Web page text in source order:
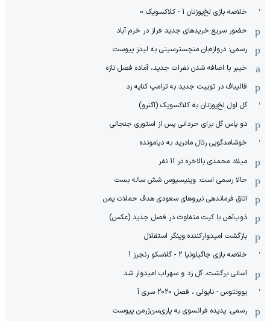
خلاصه بازی لخ‌پوزنان 1 - کلاکسویک 0
حضور سریع خریدهای جدید فراز در خرم آباد
رسمی: دروازه‌بان منچسترسیتی به لیدز پیوست
خیبر با اضافه شدن نفرات جدید، آماده فصل تازه
قالیباف در توییت جدید به ترامپ کنایه زد
گل اول لخ‌پوزنان به کلاکسویک (آگنرو)
دو پاس گل برای حردانی پس از استوری جنجالی
خوشامدگویی رئال مادرید به دیامونده
میلاد محمدی بالاخره در 11 نفر
حالا رسمی است: وینیسیوس شش ساله بست
اتاق فرماندهی نیروهای سعودی هدف حملات یمن
ذوب‌آهن با کیت متفاوت در فصل جدید (عکس)
بازگشت امیدوارکننده وینگر استقلال
خلاصه بازی جاگیلونیا 2 - گلاسکو رنجرز 1
آسانی برگشت، گل زد و سهراب امیدوار شد
یوونتوس - ناپولی ، فصل 2020 سری آ
رسمی: پدیده فرانسوی به پاری‌سن‌ژرمن پیوست